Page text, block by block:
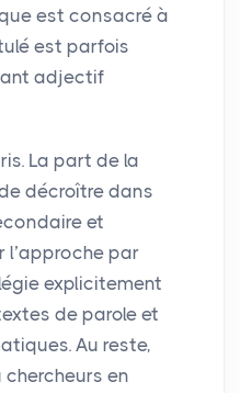
est consacré à
est parfois
adjectif
La part de la
décroître dans
et
l’approche par
explicitement
de parole et
Au reste,
en